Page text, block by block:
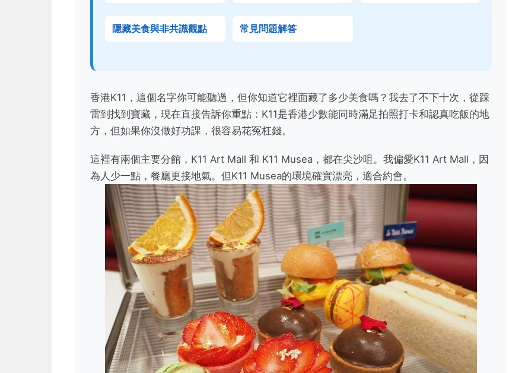
隱藏美食與非共識觀點 常見問題解答
香港K11，這個名字你可能聽過，但你知道它裡面藏了多少美食嗎？我去了不下十次，從踩
雷到找到寶藏，現在直接告訴你重點：K11是香港少數能同時滿足拍照打卡和認真吃飯的地
方，但如果你沒做好功課，很容易花冤枉錢。
這裡有兩個主要分館，K11 Art Mall 和 K11 Musea，都在尖沙咀。我偏愛K11 Art Mall，因
為人少一點，餐廳更接地氣。但K11 Musea的環境確實漂亮，適合約會。